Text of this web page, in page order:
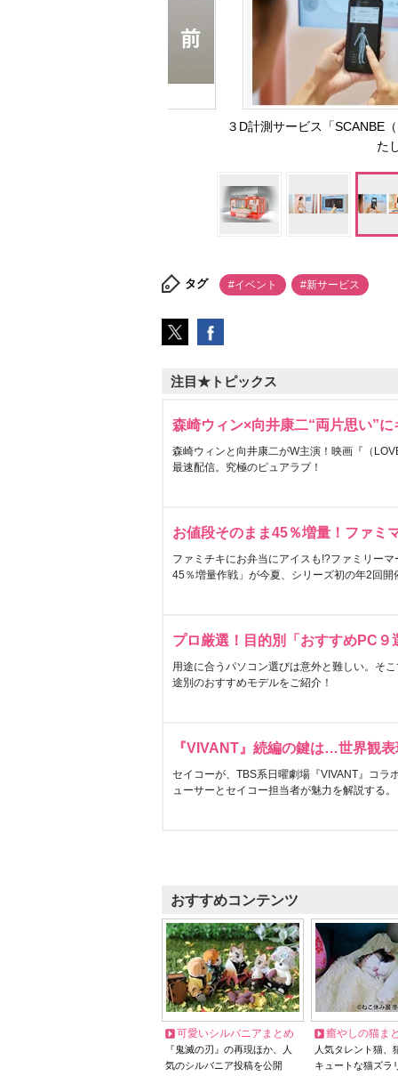
３D計測サービス「SCANBE
た
タグ #イベント #新サービス
注目★トピックス
森崎ウィン×向井康二“両片思い”
森崎ウィンと向井康二がW主演！映画『（
最速配信。究極のピュアラブ！
お値段そのまま45％増量！ファミ
ファミチキにお弁当にアイスも!?ファミリー
45％増量作戦」が今夏、シリーズ初の年2回開
プロ厳選！目的別「おすすめPC９
用途に合うパソコン選びは意外と難しい。そ
途別のおすすめモデルをご紹介！
『VIVANT』続編の鍵は…世界観
セイコーが、TBS系日曜劇場『VIVANT』コラ
ューサーとセイコー担当者が魅力を解説する。
おすすめコンテンツ
可愛いシルバニアまとめ
『鬼滅の刃』の再現ほか、人
気のシルバニア投稿を公開
癒やしの猫ま
人気タレント猫
キュートな猫ズラ